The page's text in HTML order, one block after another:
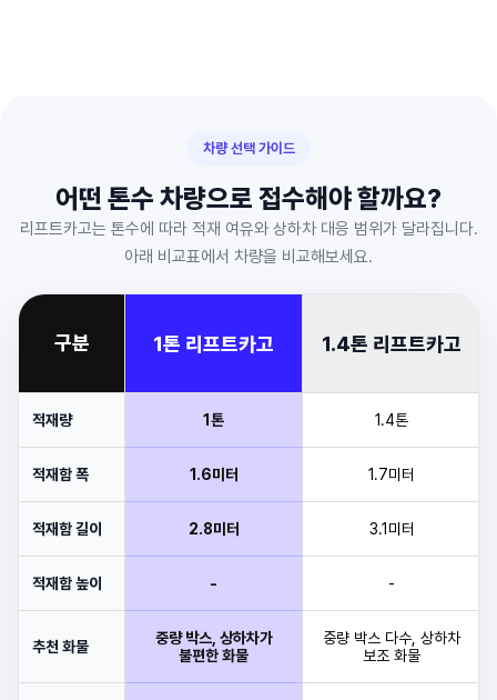
차량 선택 가이드
어떤 톤수 차량으로 접수해야 할까요?
리프트카고는 톤수에 따라 적재 여유와 상하차 대응 범위가 달라집니다.
아래 비교표에서 차량을 비교해보세요.
구분 1톤 리프트카고 1.4톤 리프트카고
적재량 1톤 1.4톤
적재함 폭 1.6미터 1.7미터
적재함 길이 2.8미터 3.1미터
적재함 높이 - -
추천 화물
중량 박스, 상하차가
불편한 화물
중량 박스 다수, 상하차
보조 화물